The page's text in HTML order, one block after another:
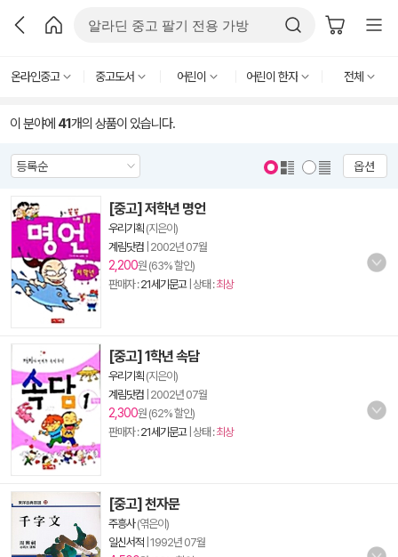
온라인중고 중고도서 어린이 어린이 한자 전체
이 분야에 41개의 상품이 있습니다.
옵션
[중고] 저학년 명언
우리기획 (지은이)
계림닷컴 2002년 07월
2,200원 (63% 할인)
판매자 :21세기문고| 상태 :최상
[중고] 1학년 속담
우리기획 (지은이)
계림닷컴 2002년 07월
2,300원 (62% 할인)
판매자 :21세기문고| 상태 :최상
[중고] 천자문
주흥사(엮은이)
일신서적 1992년 07월